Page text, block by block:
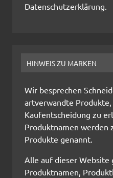
Datenschutzerklärung.
HINWEIS ZU MARKEN
Wir besprechen
artverwandte
Kaufentscheidung zu
Produktnamen werden
Produkte genannt.
Alle auf dieser Website
Produktnamen,